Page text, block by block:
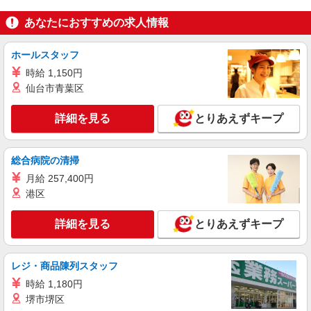
正社員
SOMPOケア 川口戸塚 小規模多機能/3266ka1
【介護福祉士】 月給：271,300円 年収例：370
330万円〜 【初任者研修】 月給：232,700円 年収
例：320万円〜 ※職務手当、働きがい向上手当、
日祝手当（月平均2回分）、夜勤手当（月平均5回
分）等、毎月平均的に支払われる手当を含みま
す。 ※介護福祉士のみ、特別職務手当も含む ◎オ
ンコール手当（1,500円/日）別途支給あり ◎残業
時は別途時間外手当支給（超過1分〜） ◎賞与
埼玉県川口市戸塚5-8-3
キープ 詳細を見る
そんぽの家S 川口上青木/2071bc2
【介護福祉士】 時給1,600円 ◎週20時間以上
勤務（社保加入者）の場合は時給1,650円 ＊早朝
（〜8:00）：時給2,000円〜 ＊日曜祝日：時給
1,900円〜 【実務者研修・初任者研修（ヘルパー1
級・2級）】 時給1,520円 ◎週20時間以上勤務
（社保加入者）の場合は時給1,570円 ＊早朝（〜
8:00）：時給1,900円〜 ＊日曜祝日：時給1,820
埼玉県川口市上青木4丁目4-5
キープ 詳細を見る
あなたにおすすめの求人情報
ホールスタッフ
時給 1,150円
仙台市青葉区
詳細を見る とりあえずキープ
総合病院の清掃
月給 257,400円
港区
詳細を見る とりあえずキープ
レジ・商品陳列スタッフ
時給 1,180円
堺市堺区